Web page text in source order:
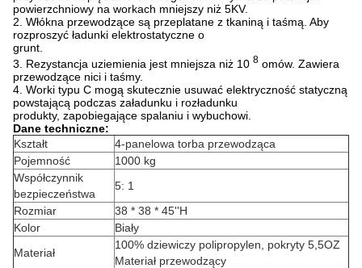
powierzchniowy na workach mniejszy niż 5KV.
2. Włókna przewodzące są przeplatane z tkaniną i taśmą. Aby
rozproszyć ładunki elektrostatyczne o
grunt.
3. Rezystancja uziemienia jest mniejsza niż 10 8 omów. Zawiera
przewodzące nici i taśmy.
4. Worki typu C mogą skutecznie usuwać elektryczność statyczną
powstającą podczas załadunku i rozładunku
produkty, zapobiegające spalaniu i wybuchowi.
Dane techniczne:
Kształt
4-panelowa torba przewodząca
Pojemność
1000 kg
Współczynnik
bezpieczeństwa
5: 1
Rozmiar
38 * 38 * 45''H
Kolor
Biały
Materiał
100% dziewiczy polipropylen, pokryty 5,5OZ
Materiał przewodzący